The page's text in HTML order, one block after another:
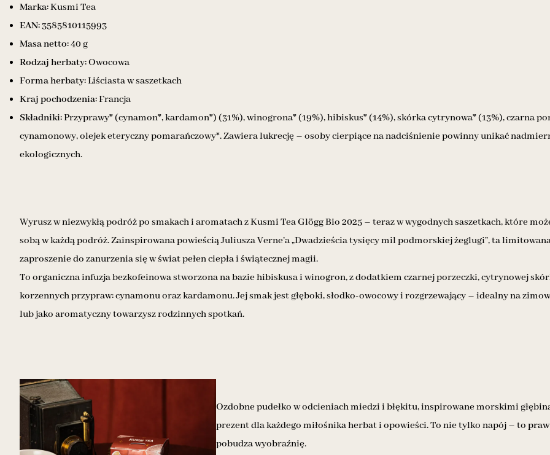
Marka:Kusmi Tea
EAN:3585810115993
Masa netto:40 g
Rodzaj herbaty:Owocowa
Forma herbaty:Liściasta w saszetkach
Kraj pochodzenia:Francja
Składniki:Przyprawy* (cynamon*, kardamon*) (31%), winogrona* (19%), hibiskus* (14%), skórka cytrynowa* (13%), czarna
cynamonowy, olejek eteryczny pomarańczowy*. Zawiera lukrecję – osoby cierpiące na nadciśnienie powinny unikać
ekologicznych.
Wyrusz w niezwykłą podróż po smakach i aromatach z Kusmi Tea Glögg Bio 2025 – teraz w wygodnych saszetkach, które
sobą w każdą podróż. Zainspirowana powieścią Juliusza Verne’a „Dwadzieścia tysięcy mil podmorskiej żeglugi”, ta
zaproszenie do zanurzenia się w świat pełen ciepła i świątecznej magii.
To organiczna infuzja bezkofeinowa stworzona na bazie hibiskusa i winogron, z dodatkiem czarnej porzeczki, cytrynowej
korzennych przypraw: cynamonu oraz kardamonu. Jej smak jest głęboki, słodko-owocowy i rozgrzewający – idealny na
lub jako aromatyczny towarzysz rodzinnych spotkań.
Ozdobne pudełko w odcieniach miedzi i błękitu, inspirowane morskimi
prezent dla każdego miłośnika herbat i opowieści. To nie tylko napój – to
pobudza wyobraźnię.